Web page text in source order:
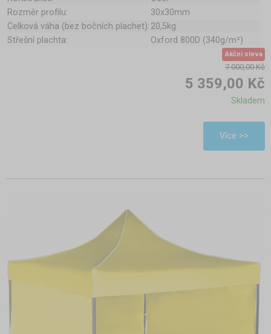
Rozměr profilu:
30x30mm
Celková váha (bez bočních plachet): 20,5kg
Střešní plachta:
Oxford 800D (340g/m²)
Akční sleva
7 000,00 Kč
5 359,00 Kč
Skladem
Více >>